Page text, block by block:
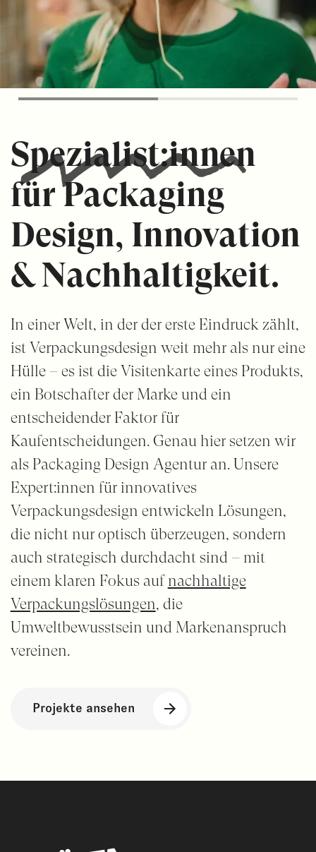
Spezialist:innen
für Packaging
Design, Innovation
& Nachhaltigkeit.
In einer Welt, in der der erste Eindruck zählt,
ist Verpackungsdesign weit mehr als nur eine
Hülle – es ist die Visitenkarte eines Produkts,
ein Botschafter der Marke und ein
entscheidender Faktor für
Kaufentscheidungen. Genau hier setzen wir
als Packaging Design Agentur an. Unsere
Expert:innen für innovatives
Verpackungsdesign entwickeln Lösungen,
die nicht nur optisch überzeugen, sondern
auch strategisch durchdacht sind – mit
einem klaren Fokus auf nachhaltige
Verpackungslösungen, die
Umweltbewusstsein und Markenanspruch
vereinen.
Projekte ansehen